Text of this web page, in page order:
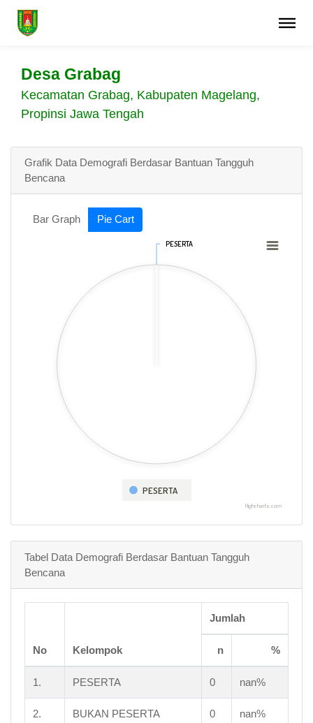
Desa Grabag
Kecamatan Grabag, Kabupaten Magelang,
Propinsi Jawa Tengah
Grafik Data Demografi Berdasar Bantuan Tangguh
Bencana
Bar Graph Pie Cart
PESERTA
PESERTA
PESERTA
Highcharts.com
Tabel Data Demografi Berdasar Bantuan Tangguh
Bencana
No Kelompok
Jumlah
n %
1. PESERTA 0 nan%
2. BUKAN PESERTA 0 nan%